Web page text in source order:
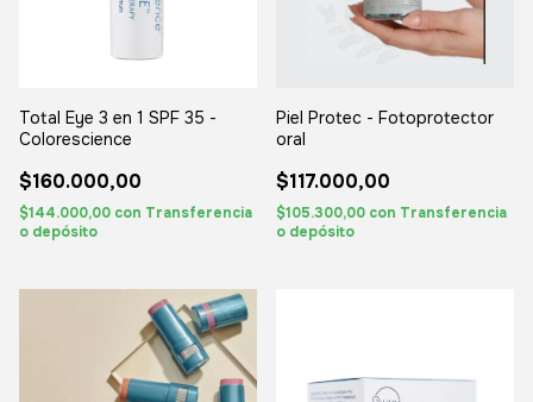
Total Eye 3 en 1 SPF 35 -
Colorescience
$160.000,00
$144.000,00 con Transferencia
o depósito
Piel Protec - Fotoprotector
oral
$117.000,00
$105.300,00 con Transferencia
o depósito